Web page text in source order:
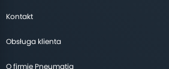
Kontakt
Obsługa klienta
O firmie Pneumatig